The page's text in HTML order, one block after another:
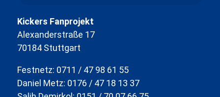
Kickers Fanprojekt
Alexanderstraße 17
70184 Stuttgart
Festnetz: 0711 / 47 98 61 55
Daniel Metz: 0176 / 47 18 13 37